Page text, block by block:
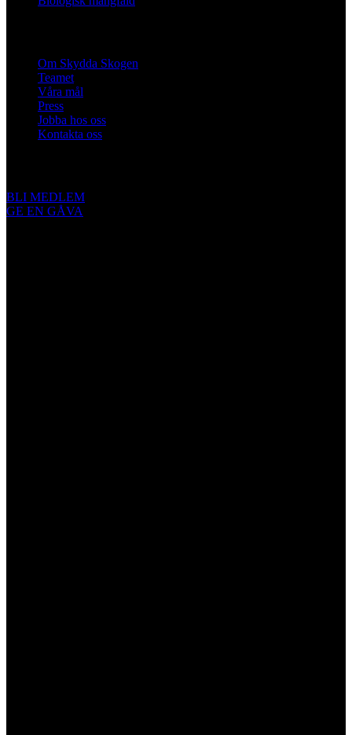
Om Skydda Skogen
Teamet
Våra mål
Press
Jobba hos oss
Kontakta oss
BLI MEDLEM
GE EN GÅVA